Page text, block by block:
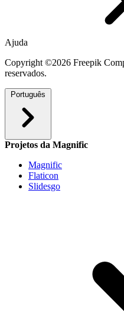
Ajuda
Copyright ©2026 Freepik
reservados.
Português
Projetos da Magnific
Magnific
Flaticon
Slidesgo